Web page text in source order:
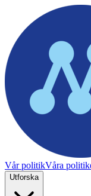
Vår politikVåra
Utforska